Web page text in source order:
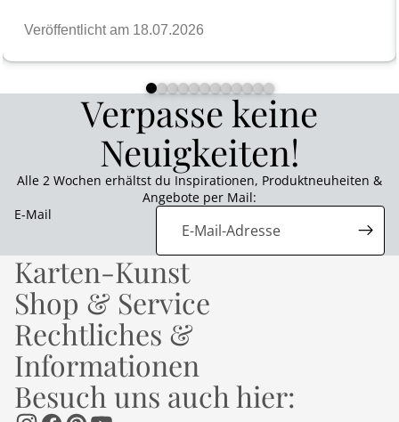
Verpasse keine
Neuigkeiten!
Alle 2 Wochen erhältst du Inspirationen, Produktneuheiten &
Angebote per Mail:
E-Mail
Karten-Kunst
Shop & Service
Rechtliches &
Informationen
Besuch uns auch hier:
Datenschutzerklärung